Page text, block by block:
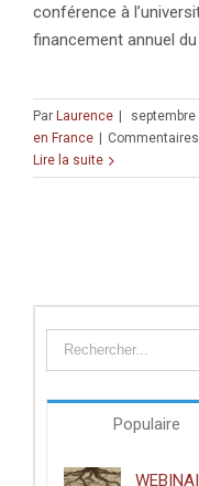
conférence à
financement annuel du
Par Laurence |
en France |
Lire la suite
Populaire